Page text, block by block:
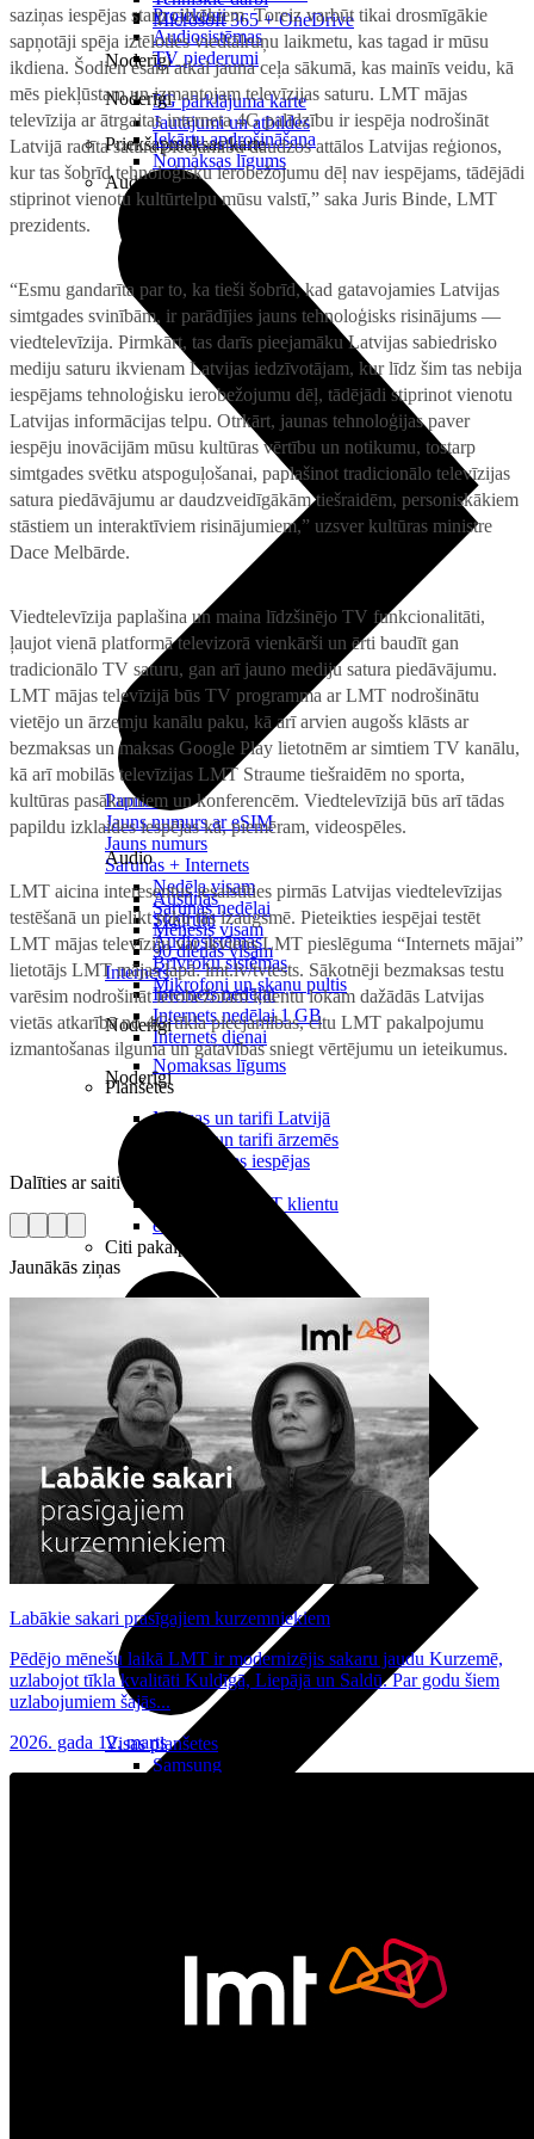
Microsoft 365 + OneDrive
Noderīgi
5G pārklājuma karte
Jautājumi un atbildes
Priekšapmaksas karte
Papildināt
Jauns numurs ar eSIM
Jauns numurs
Sarunas + Internets
Nedēļa visam
Sarunas nedēļai
Mēnesis visam
90 dienas visam
Internets
Internets nedēļai
Internets nedēļai 1 GB
Internets dienai
Noderīgi
Maksas un tarifi Latvijā
Maksas un tarifi ārzemēs
LMT Kartes iespējas
Kā kļūt par LMT klientu
eSIM tehnoloģija
Citi pakalpojumi
Sensors Elpo
Interneta sargs
Projektori
Audiosistēmas
TV piederumi
Noderīgi
Iekārtu apdrošināšana
Nomaksas līgums
Audio
Audio
Austiņas
Skaļruņi
Audiosistēmas
Brīvroku sistēmas
Mikrofoni un skaņu pultis
Noderīgi
Nomaksas līgums
Planšetes
Visas planšetes
Samsung
Irbuļi
Klaviatūras un peles
Lādētāji un adapteri
saziņas iespējas starp cilvēkiem. Toreiz varbūt tikai drosmīgākie
sapņotāji spēja iztēloties viedtālruņu laikmetu, kas tagad ir mūsu
ikdiena. Šodien esam atkal jauna ceļa sākumā, kas mainīs veidu, kā
mēs piekļūstam un izmantojam televīzijas saturu. LMT mājas
televīzija ar ātrgaitas interneta 4G palīdzību ir iespēja nodrošināt
Latvijā radīta satura pieejamību daudzos attālos Latvijas reģionos,
kur tas šobrīd tehnoloģisku ierobežojumu dēļ nav iespējams, tādējādi
stiprinot vienotu kultūrtelpu mūsu valstī,” saka Juris Binde, LMT
prezidents.
“Esmu gandarīta par to, ka tieši šobrīd, kad gatavojamies Latvijas
simtgades svinībām, ir parādījies jauns tehnoloģisks risinājums —
viedtelevīzija. Pirmkārt, tas darīs pieejamāku Latvijas sabiedrisko
mediju saturu ikvienam Latvijas iedzīvotājam, kur līdz šim tas nebija
iespējams tehnoloģisku ierobežojumu dēļ, tādējādi stiprinot vienotu
Latvijas informācijas telpu. Otrkārt, jaunas tehnoloģijas paver
iespēju inovācijām mūsu kultūras vērtību un notikumu, tostarp
simtgades svētku atspoguļošanai, paplašinot tradicionālo televīzijas
satura piedāvājumu ar daudzveidīgākām tiešraidēm, personiskākiem
stāstiem un interaktīviem risinājumiem,” uzsver kultūras ministre
Dace Melbārde.
Viedtelevīzija paplašina un maina līdzšinējo TV funkcionalitāti,
ļaujot vienā platformā televizorā vienkārši un ērti baudīt gan
tradicionālo TV saturu, gan arī jauno mediju satura piedāvājumu.
LMT mājas televīzijā būs TV programma ar LMT nodrošinātu
vietējo un ārzemju kanālu paku, kā arī arvien augošs klāsts ar
bezmaksas un maksas Google Play lietotnēm ar simtiem TV kanālu,
kā arī mobilās televīzijas LMT Straume tiešraidēm no sporta,
kultūras pasākumiem un konferencēm. Viedtelevīzijā būs arī tādas
papildu izklaides iespējas kā, piemēram, videospēles.
LMT aicina interesentus iesaistīties pirmās Latvijas viedtelevīzijas
testēšanā un pielikt roku tās izaugsmē. Pieteikties iespējai testēt
LMT mājas televīziju var ikviens LMT pieslēguma “Internets mājai”
lietotājs LMT mājas lapā: lmt.lv/tvtests. Sākotnēji bezmaksas testu
varēsim nodrošināt ierobežotam klientu lokam dažādās Latvijas
vietās atkarībā no 4G tīkla pieejamības, citu LMT pakalpojumu
izmantošanas ilguma un gatavības sniegt vērtējumu un ieteikumus.
Dalīties ar saiti
Jaunākās ziņas
Labākie sakari prasīgajiem kurzemniekiem
Pēdējo mēnešu laikā LMT ir modernizējis sakaru jaudu Kurzemē,
uzlabojot tīkla kvalitāti Kuldīgā, Liepājā un Saldū. Par godu šiem
uzlabojumiem šajās...
2026. gada 12. marts